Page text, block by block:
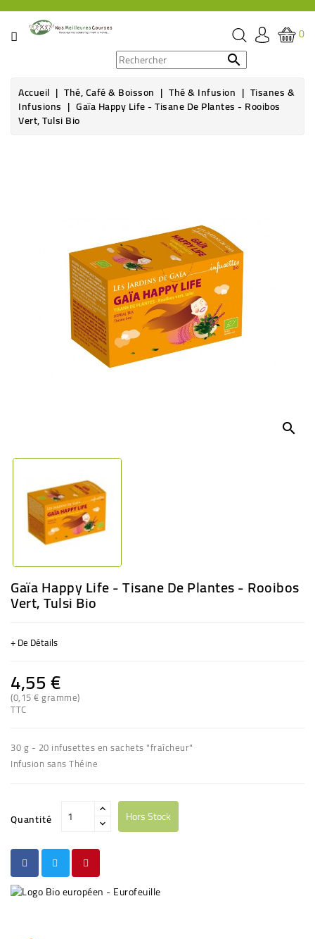
CATÉGORIE
ÉPICERIE
0

Accueil Thé, Café & Boisson Thé & Infusion Tisanes &
Infusions Gaïa Happy Life - Tisane De Plantes - Rooibos
Vert, Tulsi Bio
search
Gaïa Happy Life - Tisane De Plantes - Rooibos
Vert, Tulsi Bio
+ De Détails
4,55 €
(0,15 € gramme)
TTC
30 g - 20 infusettes en sachets "fraîcheur"
Infusion sans Théine
Quantité Hors Stock